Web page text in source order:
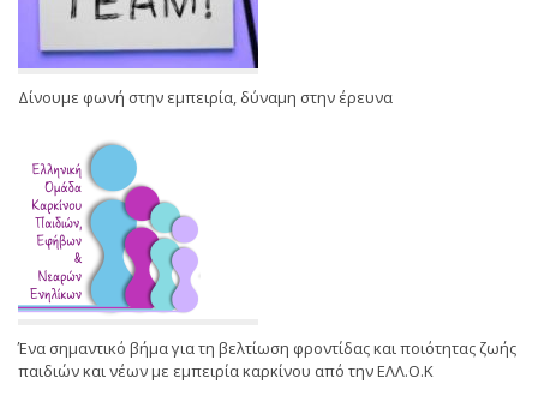
Δίνουμε φωνή στην εμπειρία, δύναμη στην έρευνα
Ένα σημαντικό βήμα για τη βελτίωση φροντίδας και ποιότητας ζωής
παιδιών και νέων με εμπειρία καρκίνου από την ΕΛΛ.Ο.Κ